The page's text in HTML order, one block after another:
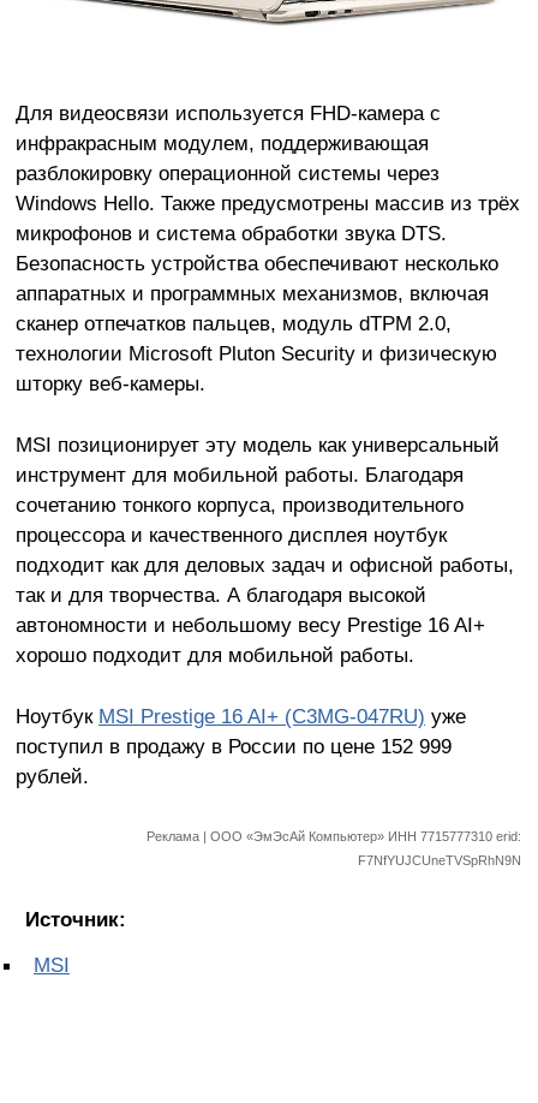
Для видеосвязи используется FHD-камера с
инфракрасным модулем, поддерживающая
разблокировку операционной системы через
Windows Hello. Также предусмотрены массив из трёх
микрофонов и система обработки звука DTS.
Безопасность устройства обеспечивают несколько
аппаратных и программных механизмов, включая
сканер отпечатков пальцев, модуль dTPM 2.0,
технологии Microsoft Pluton Security и физическую
шторку веб-камеры.
MSI позиционирует эту модель как универсальный
инструмент для мобильной работы. Благодаря
сочетанию тонкого корпуса, производительного
процессора и качественного дисплея ноутбук
подходит как для деловых задач и офисной работы,
так и для творчества. А благодаря высокой
автономности и небольшому весу Prestige 16 AI+
хорошо подходит для мобильной работы.
Ноутбук MSI Prestige 16 AI+ (C3MG-047RU) уже
поступил в продажу в России по цене 152 999
рублей.
Реклама | ООО «ЭмЭсАй Компьютер» ИНН 7715777310 erid:
F7NfYUJCUneTVSpRhN9N
Источник:
MSI